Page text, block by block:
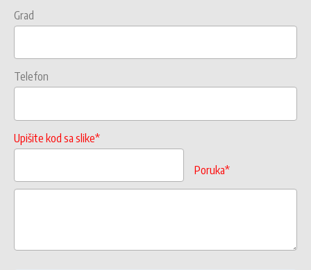
Grad
Telefon
Upišite kod sa slike*
Poruka*